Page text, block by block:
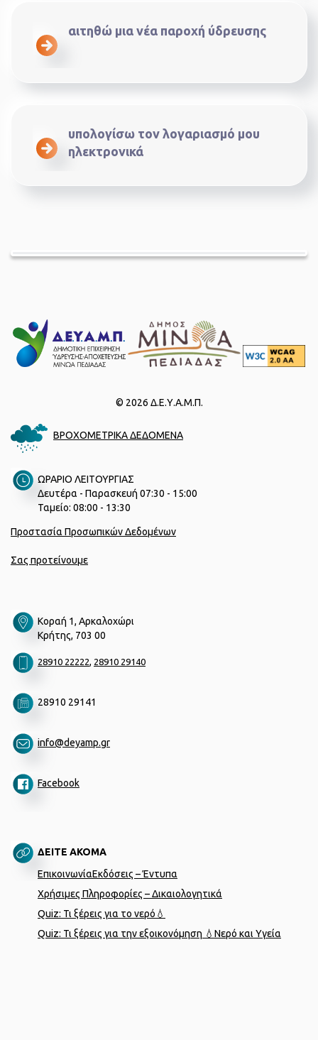
αιτηθώ μια νέα παροχή ύδρευσης
υπολογίσω τον λογαριασμό μου
ηλεκτρονικά
© 2026 Δ.Ε.Υ.Α.Μ.Π.
ΒΡΟΧΟΜΕΤΡΙΚΑ ΔΕΔΟΜΕΝΑ
ΩΡΑΡΙΟ ΛΕΙΤΟΥΡΓΙΑΣ
Δευτέρα - Παρασκευή 07:30 - 15:00
Ταμείο: 08:00 - 13:30
Προστασία Προσωπικών Δεδομένων
Σας προτείνουμε
Κοραή 1, Αρκαλοχώρι
Κρήτης, 703 00
28910 22222, 28910 29140
28910 29141
info@deyamp.gr
Facebook
ΔΕΙΤΕ ΑΚΟΜΑ
ΕπικοινωνίαΕκδόσεις – Έντυπα
Χρήσιμες Πληροφορίες – Δικαιολογητικά
Quiz: Τι ξέρεις για το νερό💧
Quiz: Τι ξέρεις για την εξοικονόμηση 💧 Νερό και Υγεία